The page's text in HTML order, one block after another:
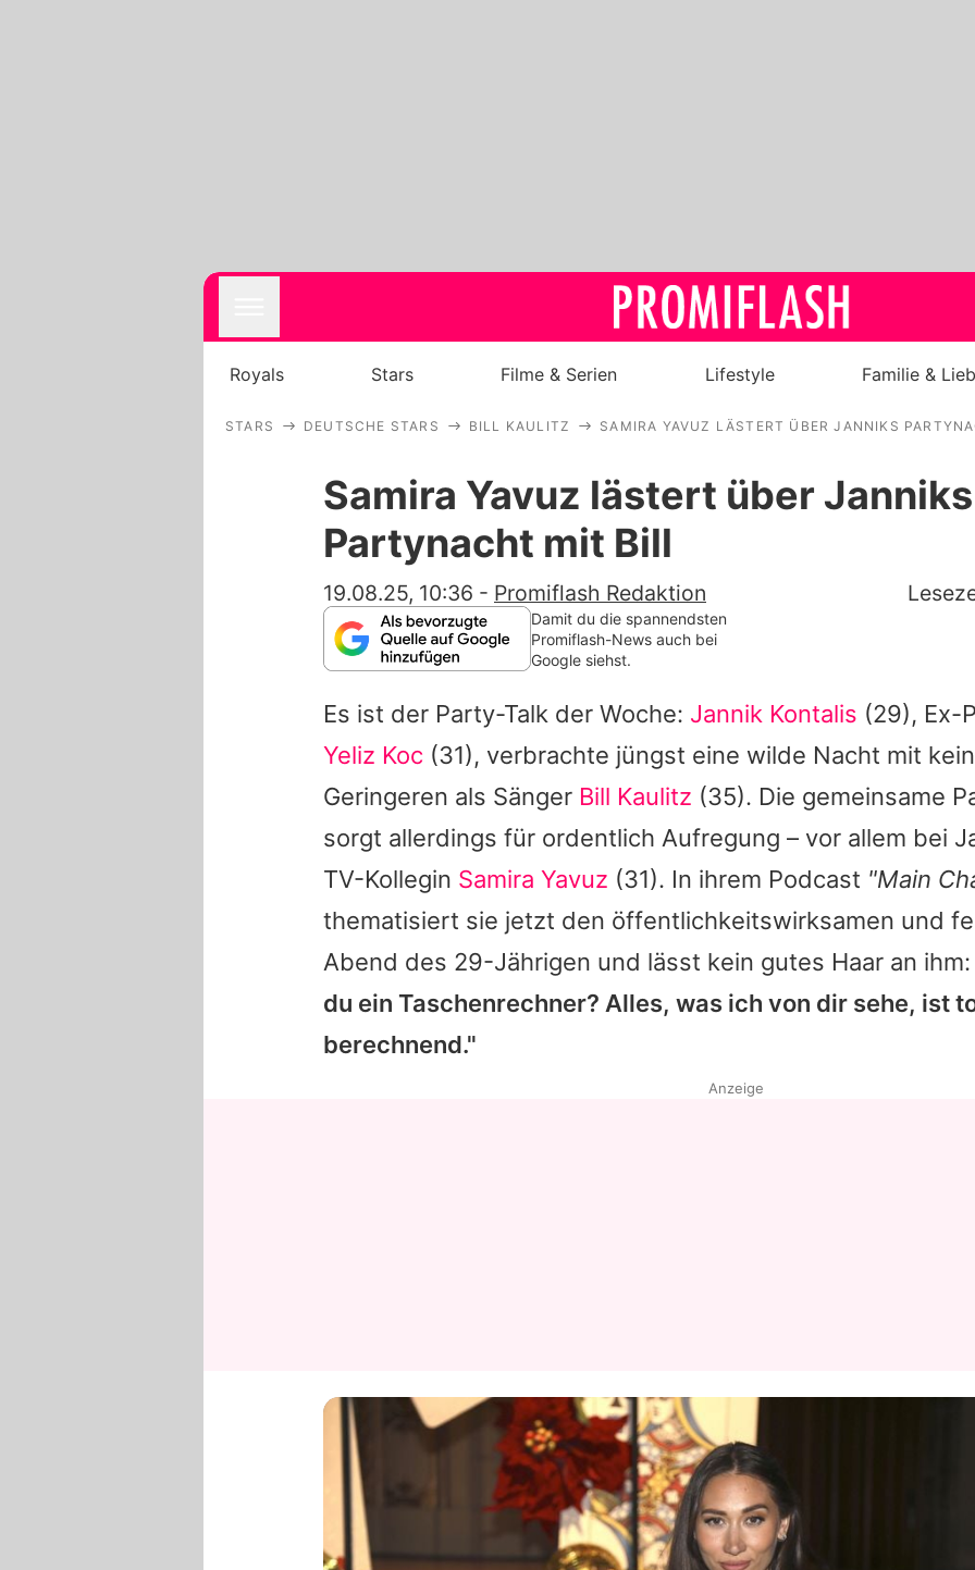
Royals
Stars
Filme & Serien
Familie & Liebe
App runterladen
Team
Redaktionelle Richtlinien
Impressum
Datenschutzerklärung
Royals Stars Filme & Serien Lifestyle Familie &
STARS DEUTSCHE STARS BILL KAULITZ SAMIRA YAVUZ LÄSTERT ÜBER JANNIKS
Samira Yavuz lästert über Janniks
Partynacht mit Bill
19.08.25, 10:36 - Promiflash Redaktion
Damit du die spannendsten
Promiflash-News auch bei
Google siehst.
Es ist der Party-Talk der Woche: Jannik Kontalis (29), Ex-
Yeliz Koc (31), verbrachte jüngst eine wilde Nacht mit
Geringeren als Sänger Bill Kaulitz (35). Die gemeinsame
sorgt allerdings für ordentlich Aufregung – vor allem bei
TV-Kollegin Samira Yavuz (31). In ihrem Podcast "Main
thematisiert sie jetzt den öffentlichkeitswirksamen und
Abend des 29-Jährigen und lässt kein gutes Haar an
du ein Taschenrechner? Alles, was ich von dir sehe, ist
berechnend."
Anzeige